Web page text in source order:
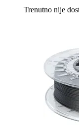
Trenutno nije